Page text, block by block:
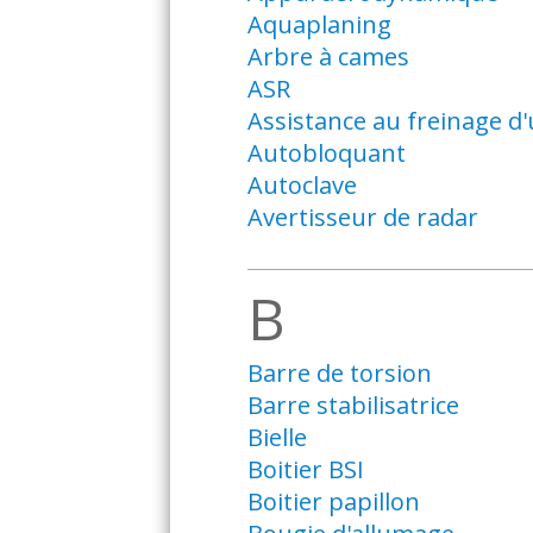
Aquaplaning
Arbre à cames
ASR
Assistance au freinage
Autobloquant
Autoclave
Avertisseur de radar
B
Barre de torsion
Barre stabilisatrice
Bielle
Boitier BSI
Boitier papillon